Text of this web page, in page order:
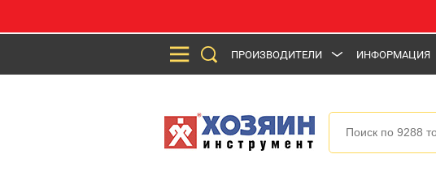
ПРОИЗВОДИТЕЛИ ИНФОРМАЦИЯ